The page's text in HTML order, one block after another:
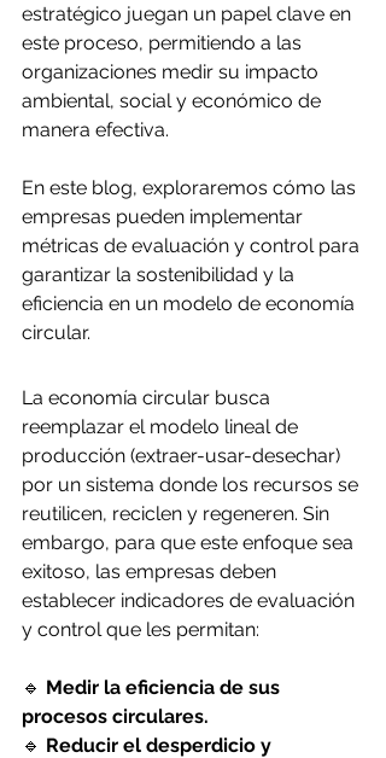
estratégico juegan un papel clave en
este proceso, permitiendo a las
organizaciones medir su impacto
ambiental, social y económico de
manera efectiva.
En este blog, exploraremos cómo las
empresas pueden implementar
métricas de evaluación y control para
garantizar la sostenibilidad y la
eficiencia en un modelo de economía
circular.
La economía circular busca
reemplazar el modelo lineal de
producción (extraer-usar-desechar)
por un sistema donde los recursos se
reutilicen, reciclen y regeneren. Sin
embargo, para que este enfoque sea
exitoso, las empresas deben
establecer indicadores de evaluación
y control que les permitan:
🔹 Medir la eficiencia de sus
procesos circulares.
🔹 Reducir el desperdicio y